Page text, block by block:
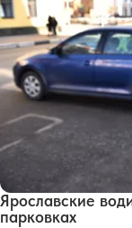
Ярославские
парковках